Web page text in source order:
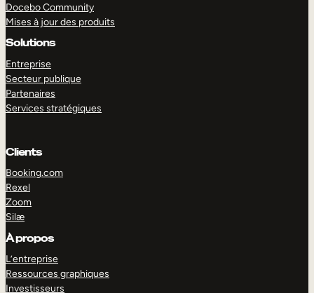
Docebo Community
Mises à jour des produits
Solutions
Entreprise
Secteur publique
Partenaires
Services stratégiques
Clients
Booking.com
Rexel
Zoom
Silæ
À propos
L’entreprise
Ressources graphiques
Investisseurs